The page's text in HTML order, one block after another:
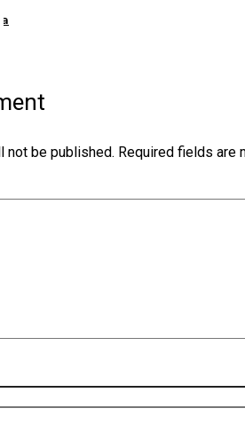
not be published. Required fields are